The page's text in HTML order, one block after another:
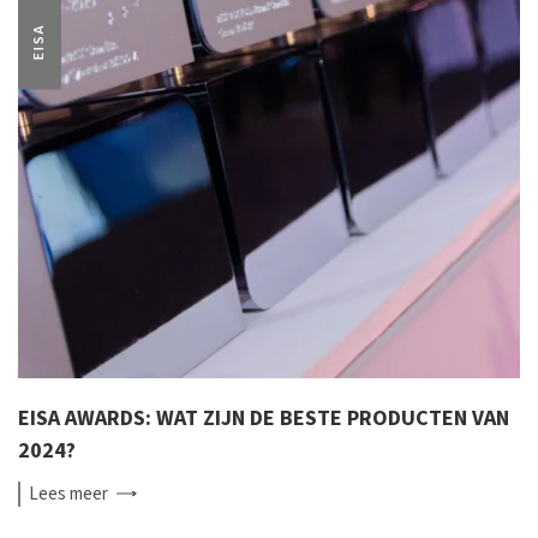
EISA
EISA AWARDS: WAT ZIJN DE BESTE PRODUCTEN VAN
2024?
Leesmeer